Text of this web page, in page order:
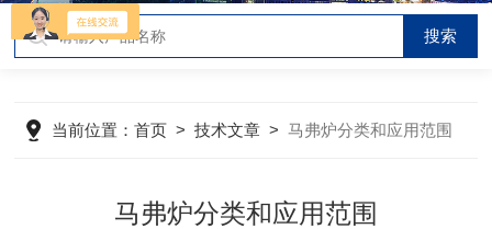
当前位置：首页 >技术文章 >马弗炉分类和应用范围
马弗炉分类和应用范围